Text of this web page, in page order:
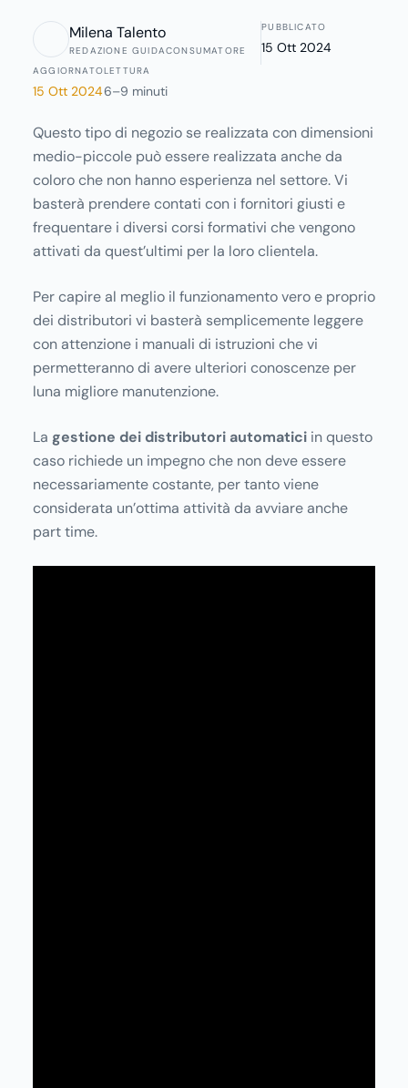
gestire uno store di distributori automatici significa
guadagnare rapidamente, con un’attività che
presenta orari flessibili che possono essere
Milena Talento
REDAZIONE GUIDACONSUMATORE
PUBBLICATO
15 Ott 2024
AGGIORNATO
15 Ott 2024
LETTURA
6–9 minuti
Questo tipo di negozio se realizzata con dimensioni
medio-piccole può essere realizzata anche da
coloro che non hanno esperienza nel settore. Vi
basterà prendere contati con i fornitori giusti e
frequentare i diversi corsi formativi che vengono
attivati da quest’ultimi per la loro clientela.
Per capire al meglio il funzionamento vero e proprio
dei distributori vi basterà semplicemente leggere
con attenzione i manuali di istruzioni che vi
permetteranno di avere ulteriori conoscenze per
luna migliore manutenzione.
La gestione dei distributori automatici in questo
caso richiede un impegno che non deve essere
necessariamente costante, per tanto viene
considerata un’ottima attività da avviare anche
part time.